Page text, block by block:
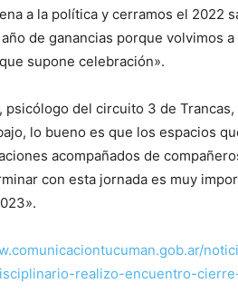
a la política y cerramos el
de ganancias porque volvimos
supone celebración».
, psicólogo del circuito 3 de
lo bueno es que los espacios
acompañados de
con esta jornada es muy
realizo-encuentro-